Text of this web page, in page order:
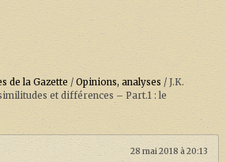
de la Gazette / Opinions, analyses/ J.K.
et différences – Part.1 : le
28 mai 2018 à 20:13